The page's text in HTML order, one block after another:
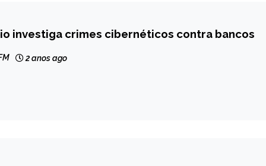
investiga crimes cibernéticos contra bancos
2 anos ago